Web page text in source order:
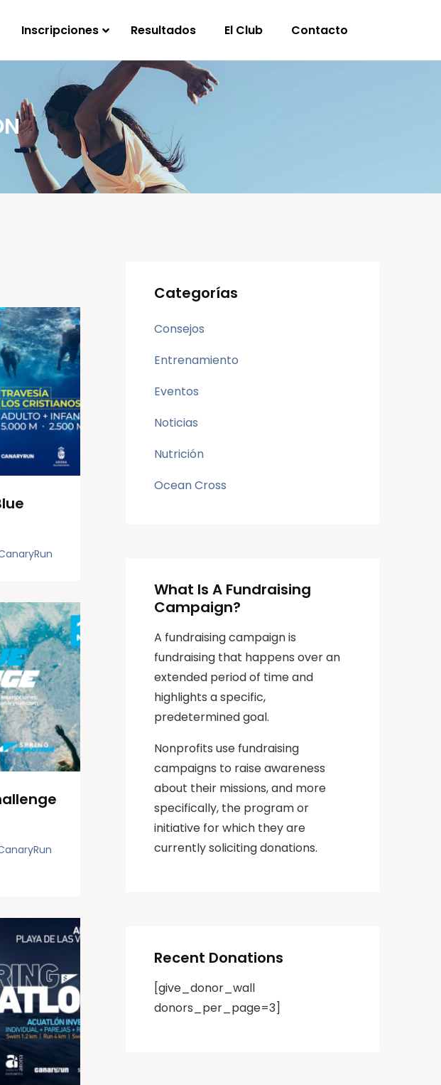
Inscripciones Resultados El Club Contacto
Categorías
Consejos
Entrenamiento
Eventos
Noticias
Nutrición
Ocean Cross
What Is A Fundraising
Campaign?
A fundraising campaign is
fundraising that happens over an
extended period of time and
highlights a specific,
predetermined goal.
Nonprofits use fundraising
campaigns to raise awareness
about their missions, and more
specifically, the program or
initiative for which they are
currently soliciting donations.
Recent Donations
[give_donor_wall
donors_per_page=3]